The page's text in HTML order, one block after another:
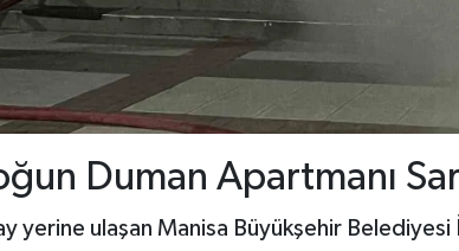
Duman Apartmanı
yerine ulaşan Manisa Büyükşehir Belediyesi